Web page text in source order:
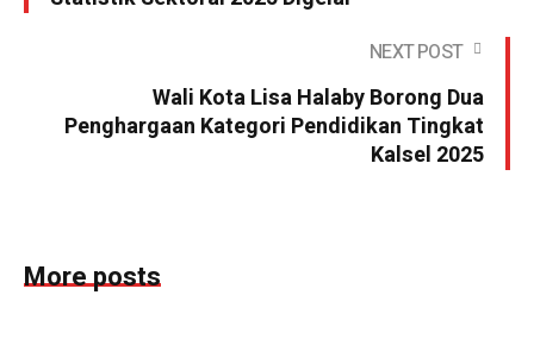
NEXT POST
Wali Kota Lisa Halaby Borong Dua
Penghargaan Kategori Pendidikan Tingkat
Kalsel 2025
More posts